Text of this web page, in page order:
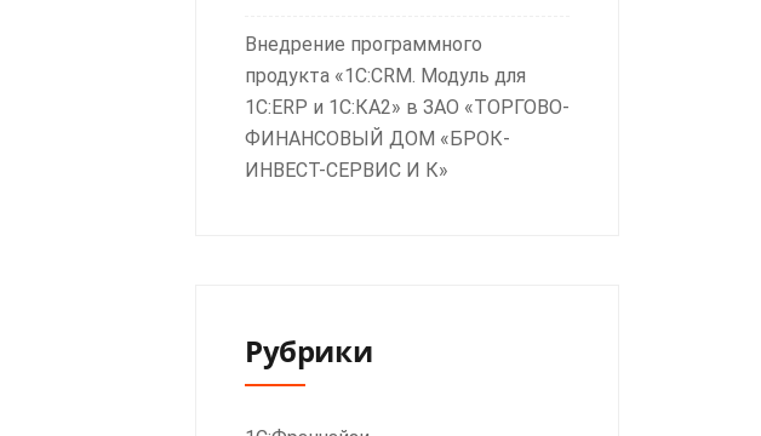
Внедрение программного
продукта «1С:CRM. Модуль для
1С:ERP и 1С:КА2» в ЗАО «ТОРГОВО-
ФИНАНСОВЫЙ ДОМ «БРОК-
ИНВЕСТ-СЕРВИС И К»
Рубрики